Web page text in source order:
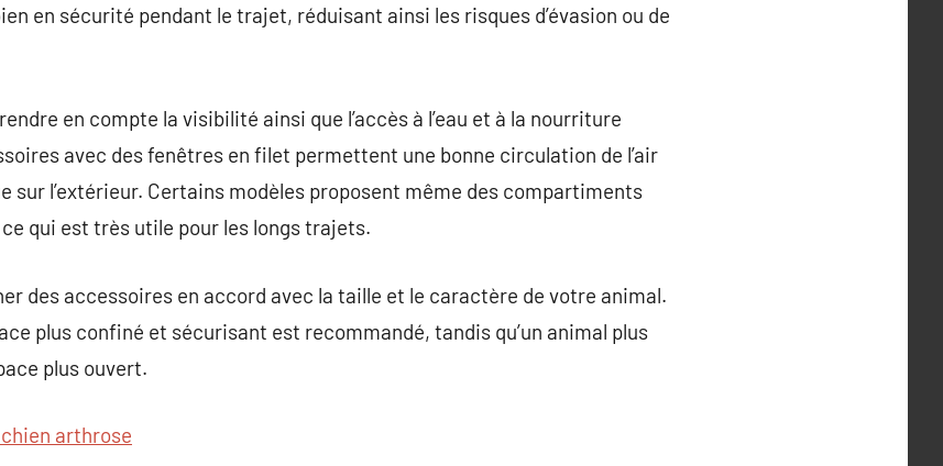
en sécurité pendant le trajet, réduisant ainsi les risques d’évasion ou de
en compte la visibilité ainsi que l’accès à l’eau et à la nourriture
avec des fenêtres en filet permettent une bonne circulation de l’air
sur l’extérieur. Certains modèles proposent même des compartiments
qui est très utile pour les longs trajets.
des accessoires en accord avec la taille et le caractère de votre animal.
plus confiné et sécurisant est recommandé, tandis qu’un animal plus
plus ouvert.
arthrose